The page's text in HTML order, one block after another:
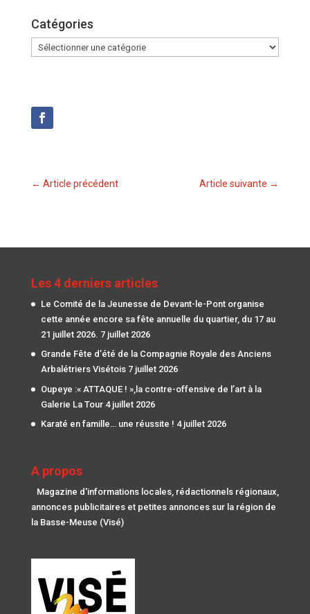
Catégories
Catégories
← Article précédent Article suivante →
Les 4 derniers articles
Le Comité de la Jeunesse de Devant-le-Pont organise
cette année encore sa fête annuelle du quartier, du 17 au
21 juillet 2026. 7 juillet 2026
Grande Fête d’été de la Compagnie Royale des Anciens
Arbalétriers Visétois 7 juillet 2026
Oupeye :« ATTAQUE ! »,la contre-offensive de l’art à la
Galerie La Tour 4 juillet 2026
Karaté en famille… une réussite ! 4 juillet 2026
A propos
Magazine d'informations locales, rédactionnels régionaux,
annonces publicitaires et petites annonces sur la région de
la Basse-Meuse (Visé)